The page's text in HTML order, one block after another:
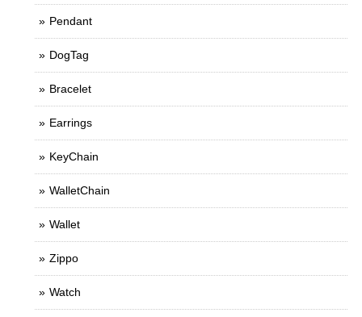
Pendant
DogTag
Bracelet
Earrings
KeyChain
WalletChain
Wallet
Zippo
Watch